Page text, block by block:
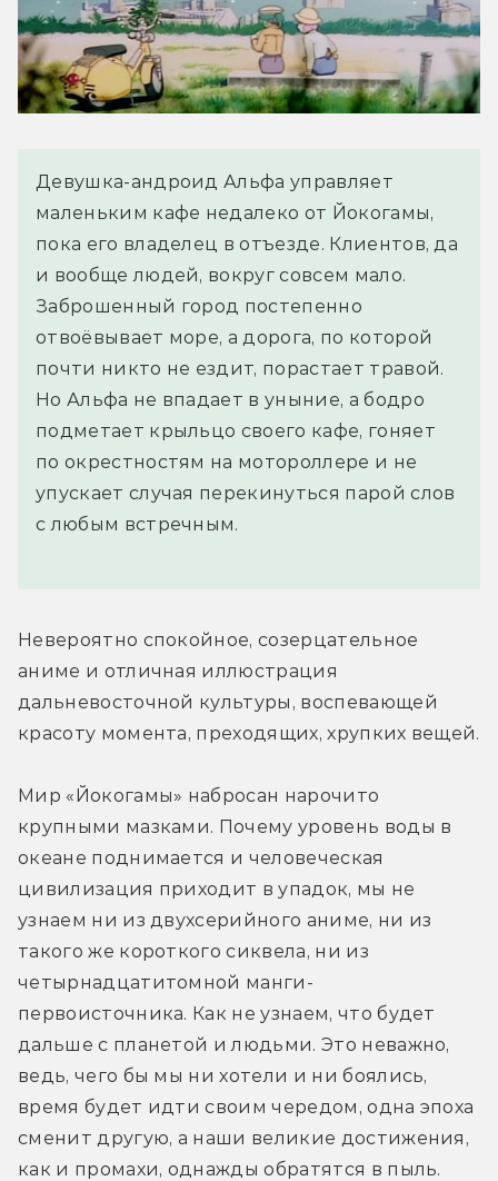
Девушка-андроид Альфа управляет
маленьким кафе недалеко от Йокогамы,
пока его владелец в отъезде. Клиентов, да
и вообще людей, вокруг совсем мало.
Заброшенный город постепенно
отвоёвывает море, а дорога, по которой
почти никто не ездит, порастает травой.
Но Альфа не впадает в уныние, а бодро
подметает крыльцо своего кафе, гоняет
по окрестностям на мотороллере и не
упускает случая перекинуться парой слов
с любым встречным.
Невероятно спокойное, созерцательное
аниме и отличная иллюстрация
дальневосточной культуры, воспевающей
красоту момента, преходящих, хрупких вещей.
Мир «Йокогамы» набросан нарочито
крупными мазками. Почему уровень воды в
океане поднимается и человеческая
цивилизация приходит в упадок, мы не
узнаем ни из двухсерийного аниме, ни из
такого же короткого сиквела, ни из
четырнадцатитомной манги-
первоисточника. Как не узнаем, что будет
дальше с планетой и людьми. Это неважно,
ведь, чего бы мы ни хотели и ни боялись,
время будет идти своим чередом, одна эпоха
сменит другую, а наши великие достижения,
как и промахи, однажды обратятся в пыль.